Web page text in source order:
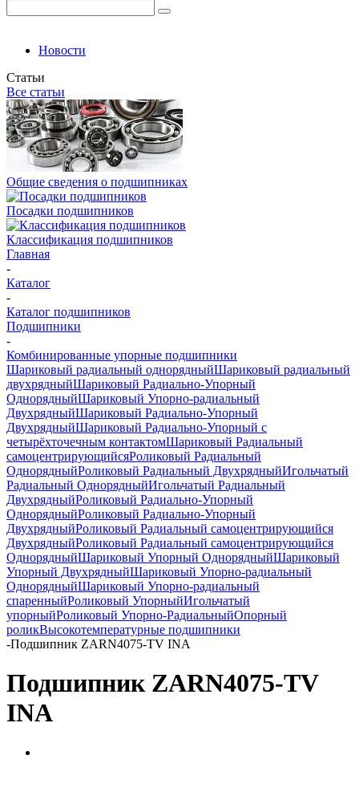
Новости
Статьи
Все статьи
Общие сведения о подшипниках
Посадки подшипников
Классификация подшипников
Главная
-
Каталог
-
Каталог подшипников
Подшипники
-
Комбинированные упорные подшипники
Шариковый радиальный однорядныйШариковый радиальный
двухрядныйШариковый Радиально-Упорный
ОднорядныйШариковый Упорно-радиальный
ДвухрядныйШариковый Радиально-Упорный
ДвухрядныйШариковый Радиально-Упорный с
четырёхточечным контактомШариковый Радиальный
самоцентрирующийсяРоликовый Радиальный
ОднорядныйРоликовый Радиальный ДвухрядныйИгольчатый
Радиальный ОднорядныйИгольчатый Радиальный
ДвухрядныйРоликовый Радиально-Упорный
ОднорядныйРоликовый Радиально-Упорный
ДвухрядныйРоликовый Радиальный самоцентрирующийся
ДвухрядныйРоликовый Радиальный самоцентрирующийся
ОднорядныйШариковый Упорный ОднорядныйШариковый
Упорный ДвухрядныйШариковый Упорно-радиальный
ОднорядныйШариковый Упорно-радиальный
спаренныйРоликовый УпорныйИгольчатый
упорныйРоликовый Упорно-РадиальныйОпорный
роликВысокотемпературные подшипники
-Подшипник ZARN4075-TV INA
Подшипник ZARN4075-TV
INA